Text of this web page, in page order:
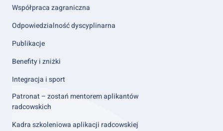
Współpraca zagraniczna
Odpowiedzialność dyscyplinarna
Publikacje
Benefity i zniżki
Integracja i sport
Patronat – zostań mentorem aplikantów
radcowskich
Kadra szkoleniowa aplikacji radcowskiej